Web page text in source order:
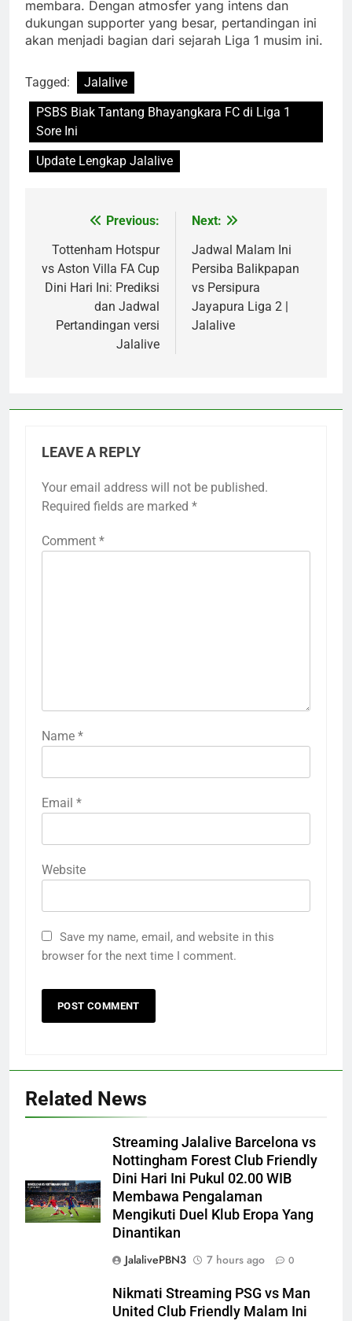
membara. Dengan atmosfer yang intens dan
dukungan supporter yang besar, pertandingan ini
akan menjadi bagian dari sejarah Liga 1 musim ini.
Tagged:
Jalalive
PSBS Biak Tantang Bhayangkara FC di Liga 1
Sore Ini
Update Lengkap Jalalive
navigation
Previous:
Tottenham Hotspur
vs Aston Villa FA Cup
Dini Hari Ini: Prediksi
dan Jadwal
Pertandingan versi
Jalalive
Next:
Jadwal Malam Ini
Persiba Balikpapan
vs Persipura
Jayapura Liga 2 |
Jalalive
LEAVE A REPLY
Your email address will not be published.
Required fields are marked *
Comment *
Name *
Email *
Website
Save my name, email, and website in this
browser for the next time I comment.
Related News
Streaming Jalalive Barcelona vs
Nottingham Forest Club Friendly
Dini Hari Ini Pukul 02.00 WIB
Membawa Pengalaman
Mengikuti Duel Klub Eropa Yang
Dinantikan
JalalivePBN3
7 hours ago 0
Nikmati Streaming PSG vs Man
United Club Friendly Malam Ini